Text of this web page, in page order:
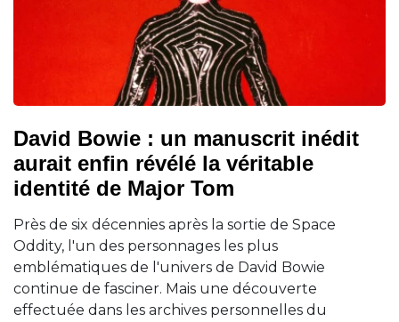
David Bowie : un manuscrit inédit
aurait enfin révélé la véritable
identité de Major Tom
Près de six décennies après la sortie de Space
Oddity, l'un des personnages les plus
emblématiques de l'univers de David Bowie
continue de fasciner. Mais une découverte
effectuée dans les archives personnelles du